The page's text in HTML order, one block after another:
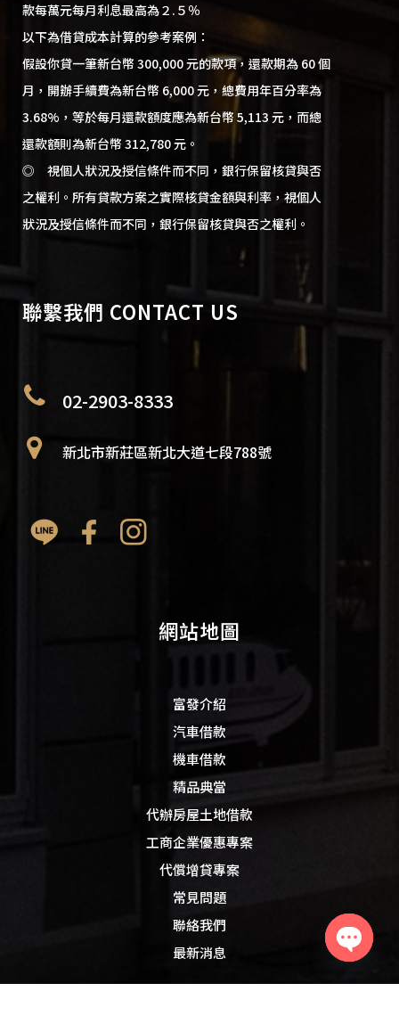
款每萬元每月利息最高為２.５％
以下為借貸成本計算的參考案例：
假設你貸一筆新台幣 300,000 元的款項，還款期為 60 個
月，開辦手續費為新台幣 6,000 元，總費用年百分率為
3.68%，等於每月還款額度應為新台幣 5,113 元，而總
還款額則為新台幣 312,780 元。
◎ 視個人狀況及授信條件而不同，銀行保留核貸與否
之權利。所有貸款方案之實際核貸金額與利率，視個人
狀況及授信條件而不同，銀行保留核貸與否之權利。
聯繫我們 CONTACT US
02-2903-8333
新北市新莊區新北大道七段788號
網站地圖
富發介紹
汽車借款
機車借款
精品典當
代辦房屋土地借款
工商企業優惠專案
代償增貸專案
常見問題
聯絡我們
最新消息
chaty